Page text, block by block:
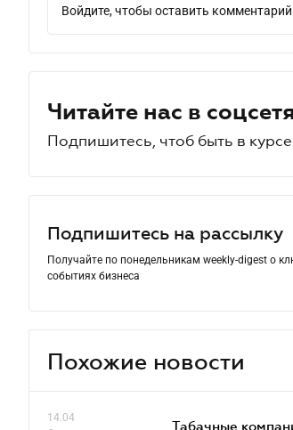
Войдите, чтобы оставить комментарий
Читайте нас в
Подпишитесь, чтоб быть в
Подпишитесь на рассылку
Получайте по понедельникам weekly-digest о
событиях бизнеса
Похожие новости
14.04
Табачные